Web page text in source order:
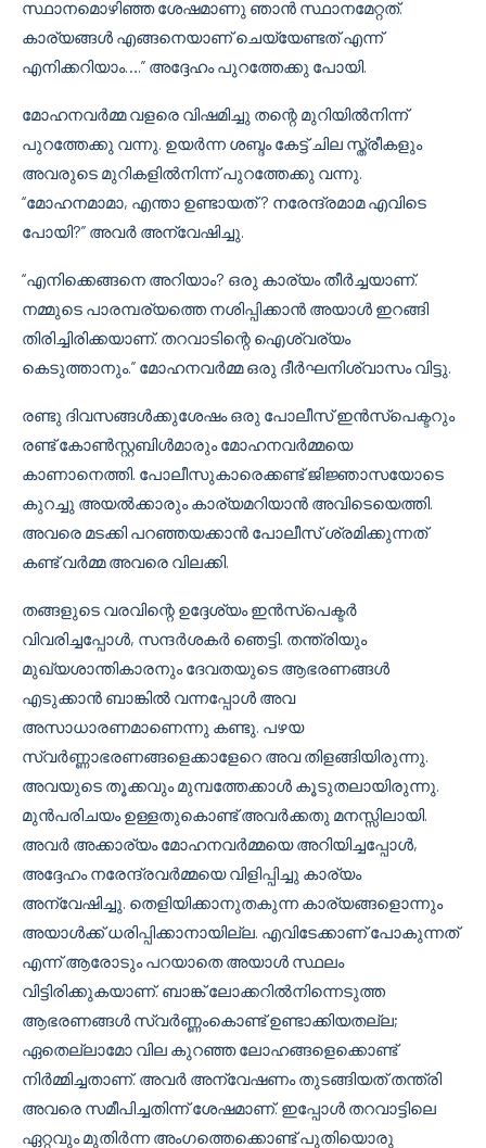
സ്ഥാനമൊഴിഞ്ഞ ശേഷമാണു ഞാൻ സ്ഥാനമേറ്റത്.
കാര്യങ്ങൾ എങ്ങനെയാണ് ചെയ്യേണ്ടത് എന്ന്
എനിക്കറിയാം….” അദ്ദേഹം പുറത്തേക്കു പോയി.
മോഹനവർമ്മ വളരെ വിഷമിച്ചു തന്റെ മുറിയിൽനിന്ന്
പുറത്തേക്കു വന്നു. ഉയർന്ന ശബ്ദം കേട്ട് ചില സ്ത്രീകളും
അവരുടെ മുറികളിൽനിന്ന് പുറത്തേക്കു വന്നു.
“മോഹനമാമാ, എന്താ ഉണ്ടായത് ? നരേന്ദ്രമാമ എവിടെ
പോയി?” അവർ അന്വേഷിച്ചു.
“എനിക്കെങ്ങനെ അറിയാം? ഒരു കാര്യം തീർച്ചയാണ്.
നമ്മുടെ പാരമ്പര്യത്തെ നശിപ്പിക്കാൻ അയാൾ ഇറങ്ങി
തിരിച്ചിരിക്കയാണ്. തറവാടിന്റെ ഐശ്വര്യം
കെടുത്താനും.” മോഹനവർമ്മ ഒരു ദീർഘനിശ്വാസം വിട്ടു.
രണ്ടു ദിവസങ്ങൾക്കുശേഷം ഒരു പോലീസ് ഇൻസ്പെക്ടറും
രണ്ട് കോൺസ്റ്റബിൾമാരും മോഹനവർമ്മയെ
കാണാനെത്തി. പോലീസുകാരെക്കണ്ട് ജിജ്ഞാസയോടെ
കുറച്ചു അയൽക്കാരും കാര്യമറിയാൻ അവിടെയെത്തി.
അവരെ മടക്കി പറഞ്ഞയക്കാൻ പോലീസ് ശ്രമിക്കുന്നത്
കണ്ട് വർമ്മ അവരെ വിലക്കി.
തങ്ങളുടെ വരവിന്റെ ഉദ്ദേശ്യം ഇൻസ്‌പെക്ടർ
വിവരിച്ചപ്പോൾ, സന്ദർശകർ ഞെട്ടി. തന്ത്രിയും
മുഖ്യശാന്തികാരനും ദേവതയുടെ ആഭരണങ്ങൾ
എടുക്കാൻ ബാങ്കിൽ വന്നപ്പോൾ അവ
അസാധാരണമാണെന്നു കണ്ടു. പഴയ
സ്വർണ്ണാഭരണങ്ങളെക്കാളേറെ അവ തിളങ്ങിയിരുന്നു.
അവയുടെ തൂക്കവും മുമ്പത്തേക്കാൾ കൂടുതലായിരുന്നു.
മുൻപരിചയം ഉള്ളതുകൊണ്ട് അവർക്കതു മനസ്സിലായി.
അവർ അക്കാര്യം മോഹനവർമ്മയെ അറിയിച്ചപ്പോൾ,
അദ്ദേഹം നരേന്ദ്രവർമ്മയെ വിളിപ്പിച്ചു കാര്യം
അന്വേഷിച്ചു. തെളിയിക്കാനുതകുന്ന കാര്യങ്ങളൊന്നും
അയാൾക്ക് ധരിപ്പിക്കാനായില്ല. എവിടേക്കാണ് പോകുന്നത്
എന്ന് ആരോടും പറയാതെ അയാൾ സ്ഥലം
വിട്ടിരിക്കുകയാണ്. ബാങ്ക് ലോക്കറിൽനിന്നെടുത്ത
ആഭരണങ്ങൾ സ്വർണ്ണംകൊണ്ട് ഉണ്ടാക്കിയതല്ല;
ഏതെല്ലാമോ വില കുറഞ്ഞ ലോഹങ്ങളെക്കൊണ്ട്
നിർമ്മിച്ചതാണ്. അവർ അന്വേഷണം തുടങ്ങിയത് തന്ത്രി
അവരെ സമീപിച്ചതിന്ന് ശേഷമാണ്. ഇപ്പോൾ തറവാട്ടിലെ
ഏറ്റവും മുതിർന്ന അംഗത്തെക്കൊണ്ട് പുതിയൊരു